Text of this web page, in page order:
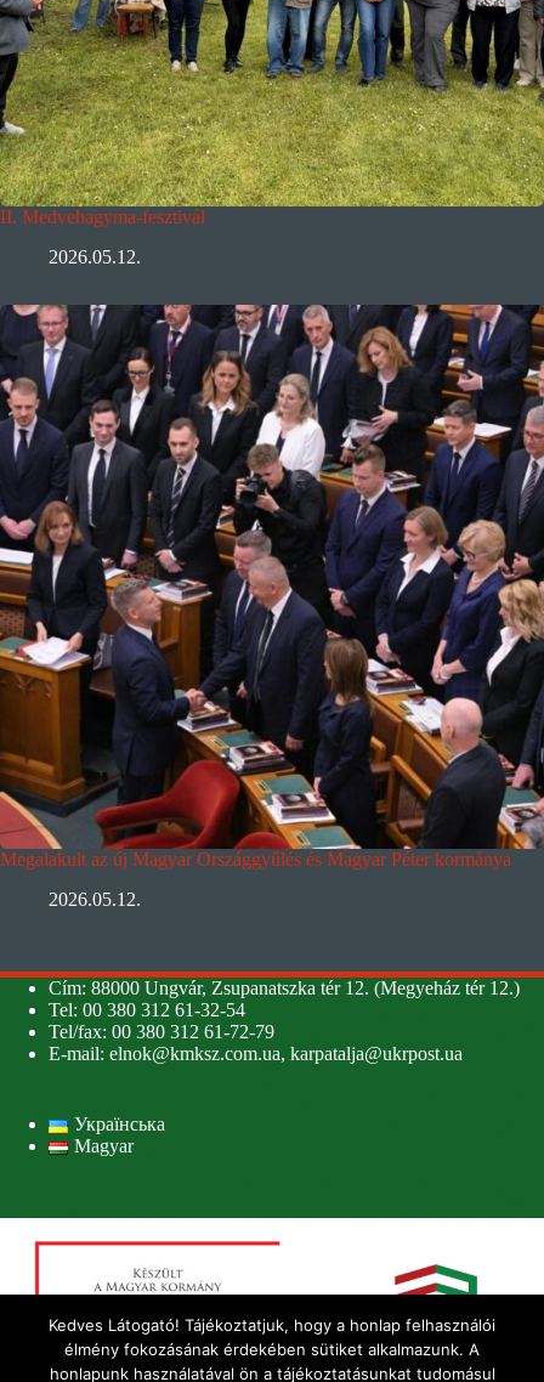
II. Medvehagyma-fesztivál
2026.05.12.
Megalakult az új Magyar Országgyűlés és Magyar Péter kormánya
2026.05.12.
Cím: 88000 Ungvár, Zsupanatszka tér 12. (Megyeház tér 12.)
Tel: 00 380 312 61-32-54
Tel/fax: 00 380 312 61-72-79
E-mail: elnok@kmksz.com.ua, karpatalja@ukrpost.ua
Українська
Magyar
Kedves Látogató! Tájékoztatjuk, hogy a honlap felhasználói
élmény fokozásának érdekében sütiket alkalmazunk. A
honlapunk használatával ön a tájékoztatásunkat tudomásul